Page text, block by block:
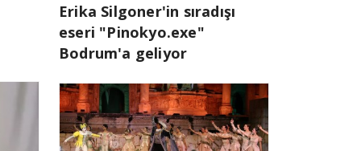
Erika Silgoner'in sıradışı
eseri "Pinokyo.exe"
Bodrum'a geliyor